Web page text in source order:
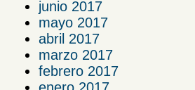
junio 2017
mayo 2017
abril 2017
marzo 2017
febrero 2017
enero 2017